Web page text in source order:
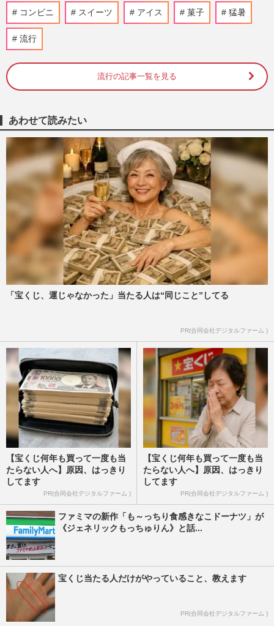
「コンビニ＝割高」は勘違い？ 知らない
と年間1万円以上損する「アプリ＆レシー
セブン-イレブン、店舗関係者の“不正入
手・転売”が発覚で、過去疑惑も再浮上
週刊女性PRIME
セブン-イレブン従業員、発売前に人気キ
ャラ買い占め・転売に関与を確認、フリマ
サイトに写り込んだ証拠写…
週刊女性PRIME 2026/7/23
セブンイレブン店員がポケカを「発売前」
にメルカリ出品、名札が写り込み批判殺
到…本部は従業員の関与認め…
週刊女性PRIME
ファミマの新作「も～っちり食感きなこド
コンビニ スイーツ アイス 菓子 猛暑
流行
流行の記事一覧を見る
あわせて読みたい
「宝くじ、運じゃなかった」当たる人は“同じこと”してる
PR(合同会社デジタルファーム )
【宝くじ何年も買って一度も当
たらない人へ】原因、はっきり
してます
PR(合同会社デジタルファーム )
【宝くじ何年も買って一度も当
たらない人へ】原因、はっきり
してます
PR(合同会社デジタルファーム )
ファミマの新作「も～っちり食感きなこドーナツ」が
《ジェネリックもっちゅりん》と話...
宝くじ当たる人だけがやっていること、教えます
PR(合同会社デジタルファーム )